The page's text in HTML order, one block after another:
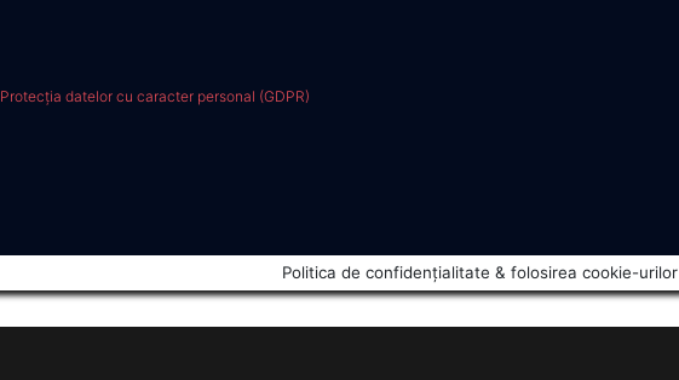
Protecția datelor cu caracter personal (GDPR)
Politica de confidențialitate & folosirea cookie-urilor